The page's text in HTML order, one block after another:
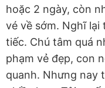
hoặc 2 ngày, còn
vé về sớm. Nghĩ
tiếc. Chú tâm quá
phạm vẻ đẹp, con
quanh. Nhưng nay